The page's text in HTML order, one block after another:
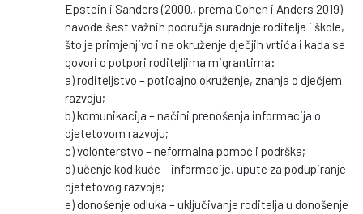
Epstein i Sanders (2000., prema Cohen i Anders 2019)
navode šest važnih područja suradnje roditelja i škole,
što je primjenjivo i na okruženje dječjih vrtića i kada se
govori o potpori roditeljima migrantima:
a) roditeljstvo – poticajno okruženje, znanja o dječjem
razvoju;
b) komunikacija – načini prenošenja informacija o
djetetovom razvoju;
c) volonterstvo – neformalna pomoć i podrška;
d) učenje kod kuće – informacije, upute za podupiranje
djetetovog razvoja;
e) donošenje odluka – uključivanje roditelja u donošenje